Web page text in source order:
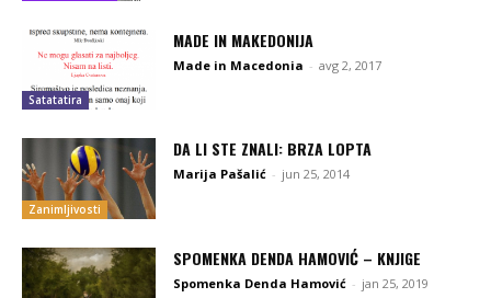
Satatatira
MADE IN MAKEDONIJA
Made in Macedonia - avg 2, 2017
Zanimljivosti
DA LI STE ZNALI: BRZA LOPTA
Marija Pašalić - jun 25, 2014
SPOMENKA DENDA HAMOVIĆ – KNJIGE
Spomenka Denda Hamović - jan 25, 2019